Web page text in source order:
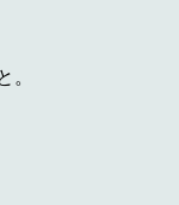
。